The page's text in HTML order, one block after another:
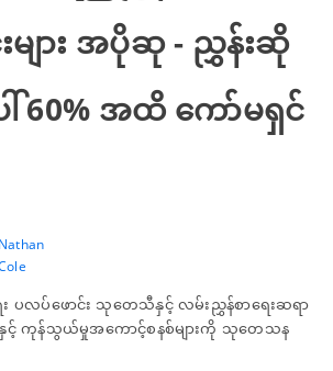
များ အပိုဆု - ညွှန်းဆို
ါ် 60% အထိ ကော်မရှင်
Nathan
း ပလပ်ဖောင်း သုတေသီနှင့် လမ်းညွှန်စာရေးဆရာ
းနှင့် ကုန်သွယ်မှုအကောင့်စနစ်များကို သုတေသန